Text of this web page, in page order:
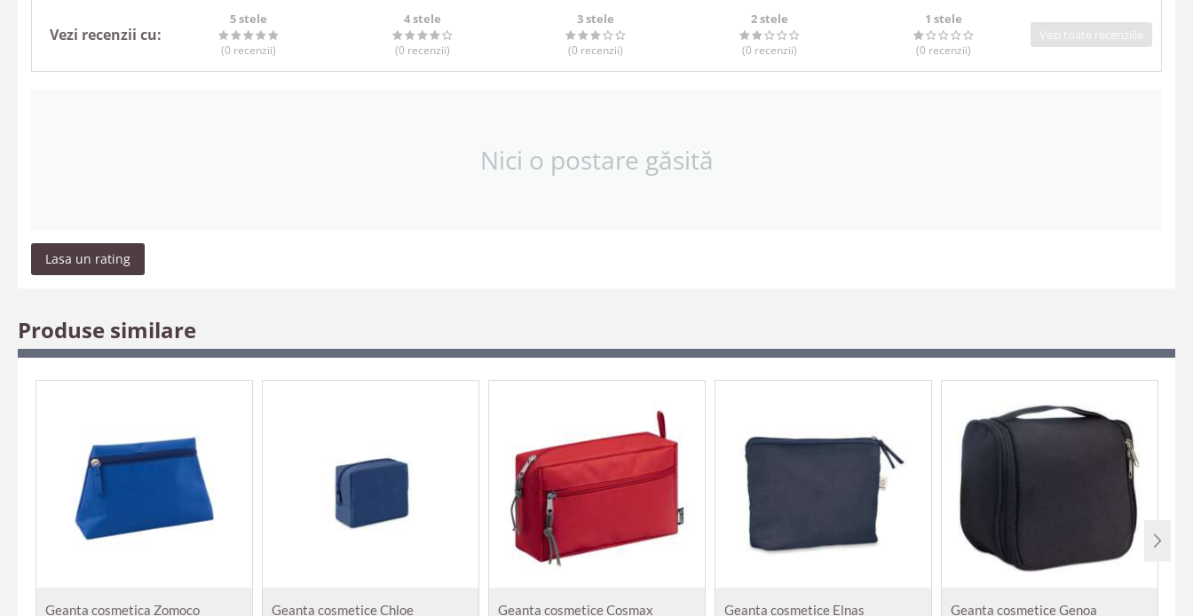
Vezi recenzii cu:
5 stele
(0 recenzii)
4 stele
(0 recenzii)
3 stele
(0 recenzii)
2 stele
(0 recenzii)
1 stele
(0 recenzii)
Vezi toate recenziile
Nici o postare găsită
Lasa un rating
Produse similare
Geanta cosmetica Zomoco Geanta cosmetice Chloe Geanta cosmetice Cosmax Geanta cosmetice Elnas Geanta cosmetice Genoa